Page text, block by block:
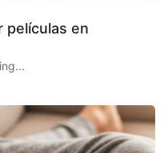
películas en